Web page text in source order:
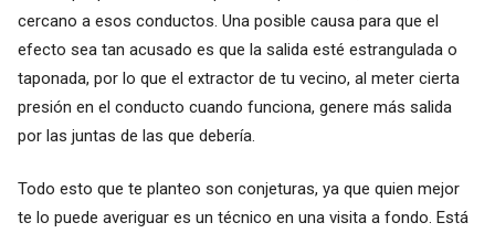
cercano a esos conductos. Una posible causa para que el
efecto sea tan acusado es que la salida esté estrangulada o
taponada, por lo que el extractor de tu vecino, al meter cierta
presión en el conducto cuando funciona, genere más salida
por las juntas de las que debería.
Todo esto que te planteo son conjeturas, ya que quien mejor
te lo puede averiguar es un técnico en una visita a fondo. Está